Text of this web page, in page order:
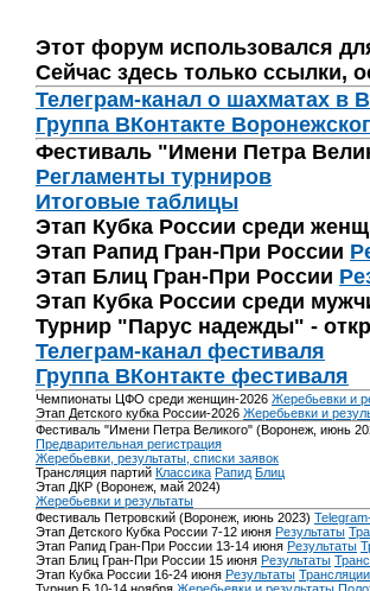
Этот форум использовался
Сейчас здесь только ссылки,
Телеграм-канал о шахматах в
Группа ВКонтакте
Фестиваль "Имени Петра
Регламенты турниров
Итоговые таблицы
Этап Кубка России среди
Этап Рапид Гран-При России
Этап Блиц Гран-При России
Этап Кубка России среди
Турнир "Парус надежды" -
Телеграм-канал фестиваля
Группа ВКонтакте фестиваля
Чемпионаты ЦФО среди женщин-2026 Жеребьевки и
Этап Детского кубка России-2026 Жеребьевки и
Фестиваль "Имени Петра Великого" (Воронеж, июнь
Предварительная регистрация
Жеребьевки, результаты, списки заявок
Трансляция партий Классика Рапид Блиц
Этап ДКР (Воронеж, май 2024)
Жеребьевки и результаты
Фестиваль Петровский (Воронеж, июнь 2023)
Этап Детского Кубка России 7-12 июня Результаты
Этап Рапид Гран-При России 13-14 июня Результаты
Этап Блиц Гран-При России 15 июня Результаты
Этап Кубка России 16-24 июня Результаты Трансляции